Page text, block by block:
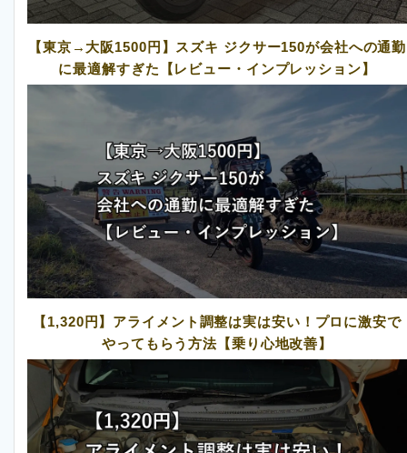
【東京→大阪1500円】スズキ ジクサー150が会社への通勤
に最適解すぎた【レビュー・インプレッション】
【1,320円】アライメント調整は実は安い！プロに激安で
やってもらう方法【乗り心地改善】